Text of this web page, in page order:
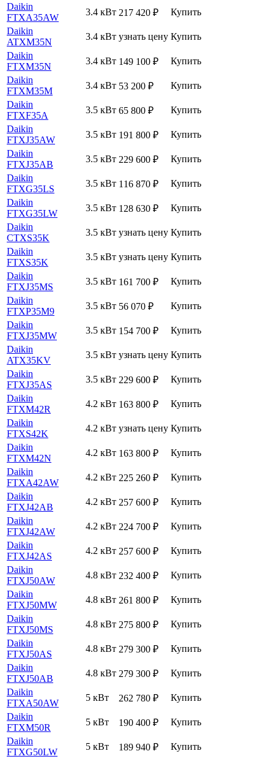
Daikin
FTXA35AW
3.4 кВт 217 420 ₽
Купить
Daikin
ATXM35N
3.4 кВт узнать цену Купить
Daikin
FTXM35N
3.4 кВт 149 100 ₽
Купить
Daikin
FTXM35M
3.4 кВт 53 200 ₽
Купить
Daikin
FTXF35A
3.5 кВт 65 800 ₽
Купить
Daikin
FTXJ35AW
3.5 кВт 191 800 ₽
Купить
Daikin
FTXJ35AB
3.5 кВт 229 600 ₽
Купить
Daikin
FTXG35LS
3.5 кВт 116 870 ₽
Купить
Daikin
FTXG35LW
3.5 кВт 128 630 ₽
Купить
Daikin
CTXS35K
3.5 кВт узнать цену Купить
Daikin
FTXS35K
3.5 кВт узнать цену Купить
Daikin
FTXJ35MS
3.5 кВт 161 700 ₽
Купить
Daikin
FTXP35M9
3.5 кВт 56 070 ₽
Купить
Daikin
FTXJ35MW
3.5 кВт 154 700 ₽
Купить
Daikin
ATX35KV
3.5 кВт узнать цену Купить
Daikin
FTXJ35AS
3.5 кВт 229 600 ₽
Купить
Daikin
FTXM42R
4.2 кВт 163 800 ₽
Купить
Daikin
FTXS42K
4.2 кВт узнать цену Купить
Daikin
FTXM42N
4.2 кВт 163 800 ₽
Купить
Daikin
FTXA42AW
4.2 кВт 225 260 ₽
Купить
Daikin
FTXJ42AB
4.2 кВт 257 600 ₽
Купить
Daikin
FTXJ42AW
4.2 кВт 224 700 ₽
Купить
Daikin
FTXJ42AS
4.2 кВт 257 600 ₽
Купить
Daikin
FTXJ50AW
4.8 кВт 232 400 ₽
Купить
Daikin
FTXJ50MW
4.8 кВт 261 800 ₽
Купить
Daikin
FTXJ50MS
4.8 кВт 275 800 ₽
Купить
Daikin
FTXJ50AS
4.8 кВт 279 300 ₽
Купить
Daikin
FTXJ50AB
4.8 кВт 279 300 ₽
Купить
Daikin
FTXA50AW
5 кВт 262 780 ₽
Купить
Daikin
FTXM50R
5 кВт 190 400 ₽
Купить
Daikin
FTXG50LW
5 кВт 189 940 ₽
Купить